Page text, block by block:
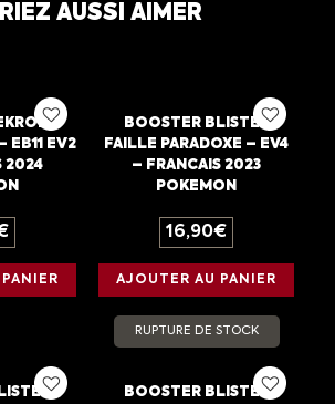
AUSSI AIMER
EB11 EV2
2024
BOOSTER BLISTER
FAILLE PARADOXE – EV4
– FRANCAIS 2023
POKEMON
16,90€
AJOUTER AU PANIER
RUPTURE DE STOCK
BOOSTER BLISTER